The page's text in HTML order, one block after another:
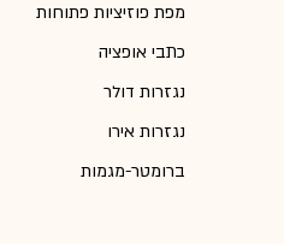
מפת פוזיציות פתוחות
כתבי אופציה
נגזרות דולר
נגזרות אירו
ברומטר-מגמות